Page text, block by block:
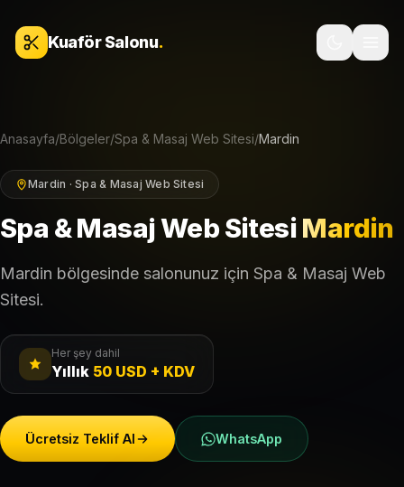
Kuaför Salonu.
Anasayfa/Bölgeler/Spa & Masaj Web Sitesi/Mardin
Mardin · Spa & Masaj Web Sitesi
Spa & Masaj Web SitesiMardin
Mardin bölgesinde salonunuz için Spa & Masaj Web
Sitesi.
Her şey dahil
Yıllık 50 USD + KDV
Ücretsiz Teklif Al WhatsApp